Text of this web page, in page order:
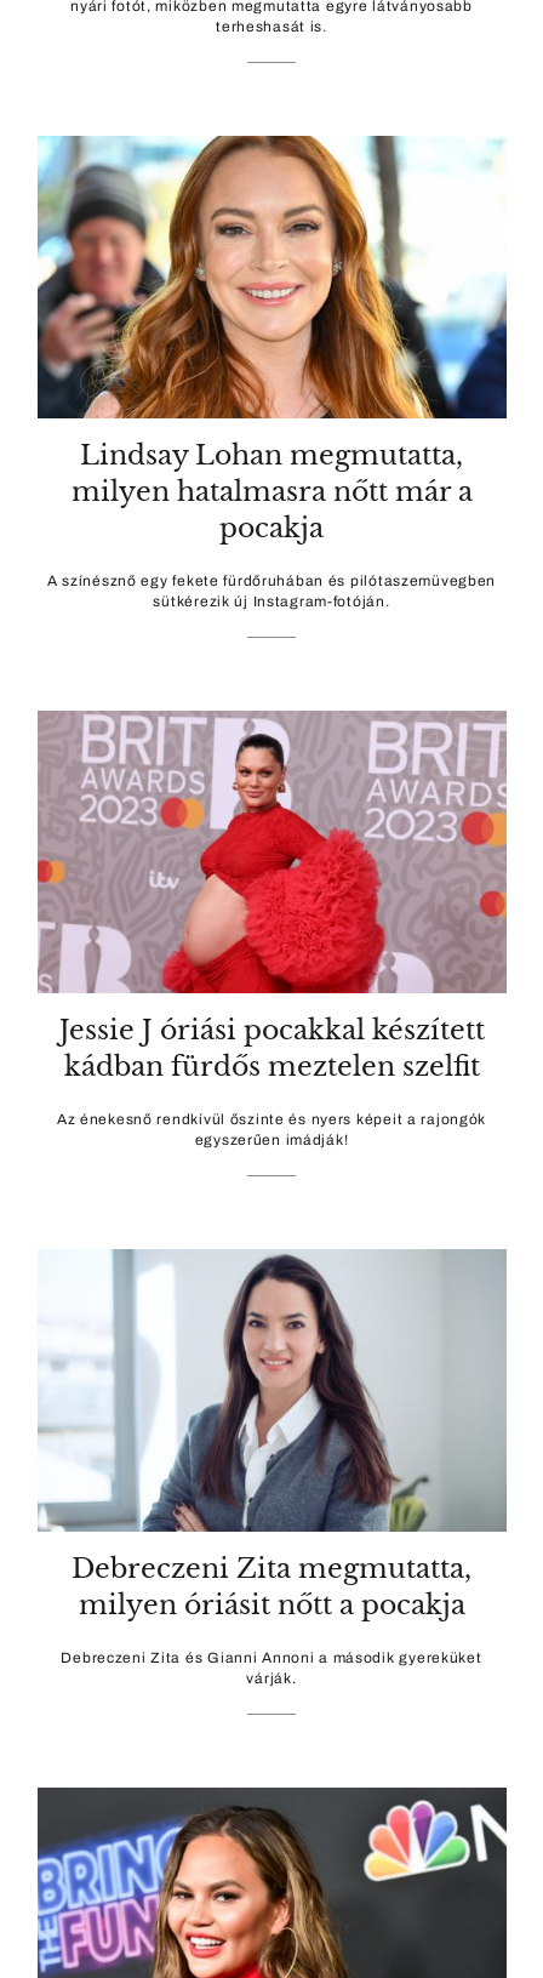
nyári fotót, miközben megmutatta egyre látványosabb
terheshasát is.
Lindsay Lohan megmutatta,
milyen hatalmasra nőtt már a
pocakja
A színésznő egy fekete fürdőruhában és pilótaszemüvegben
sütkérezik új Instagram-fotóján.
Jessie J óriási pocakkal készített
kádban fürdős meztelen szelfit
Az énekesnő rendkívül őszinte és nyers képeit a rajongók
egyszerűen imádják!
Debreczeni Zita megmutatta,
milyen óriásit nőtt a pocakja
Debreczeni Zita és Gianni Annoni a második gyereküket
várják.